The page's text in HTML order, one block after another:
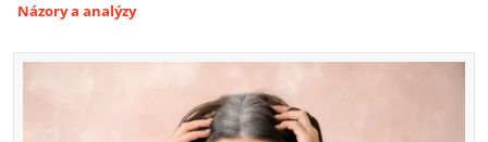
Názory a analýzy